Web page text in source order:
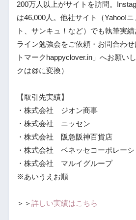
200万人以上がサイトを訪問。
は46,000人。他社サイト（Yahoo!
ト、サンキュ！など）でも執筆実
ライン勉強会をご依頼・お問合わ
トマークhappyclover.in」へお願い
クは@に変換）
【取引先実績】
・株式会社 ジオン商事
・株式会社 ニッセン
・株式会社 阪急阪神百貨店
・株式会社 ベネッセコーポレーシ
・株式会社 マルイグループ
※あいうえお順
＞＞ 詳しい実績はこちら